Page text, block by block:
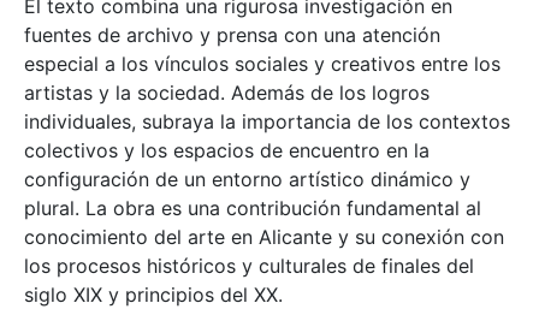
El texto combina una rigurosa investigación en
fuentes de archivo y prensa con una atención
especial a los vínculos sociales y creativos entre los
artistas y la sociedad. Además de los logros
individuales, subraya la importancia de los contextos
colectivos y los espacios de encuentro en la
configuración de un entorno artístico dinámico y
plural. La obra es una contribución fundamental al
conocimiento del arte en Alicante y su conexión con
los procesos históricos y culturales de finales del
siglo XIX y principios del XX.